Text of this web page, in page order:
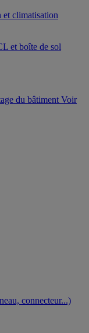
climatisation
et boîte de sol
du bâtiment Voir
connecteur...)